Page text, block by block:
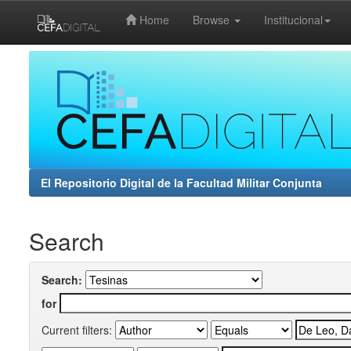
Home Browse Institucional
El Repositorio Digital de la Facultad Militar Conjunta
Search
Search:
for
Current filters: